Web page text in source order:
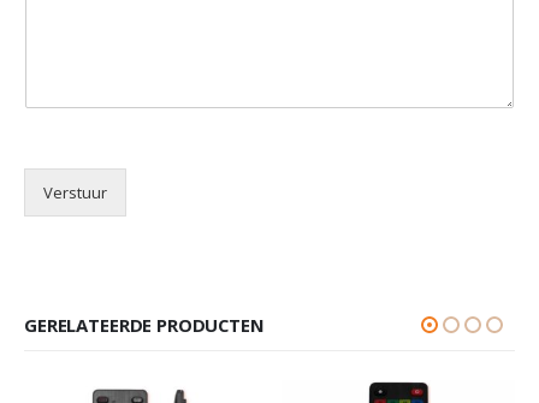
Verstuur
GERELATEERDE PRODUCTEN